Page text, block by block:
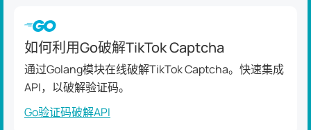
如何利用Go破解TikTok Captcha
通过Golang模块在线破解TikTok Captcha。快速集成
API，以破解验证码。
Go验证码破解API